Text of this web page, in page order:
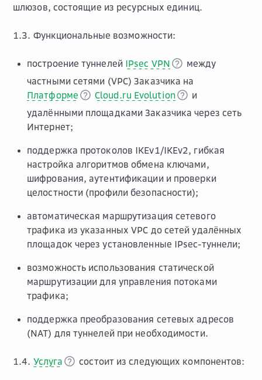
шлюзов, состоящие из ресурсных единиц.
1.3. Функциональные возможности:
построение туннелей IPsec VPN
между
частными сетями (VPC) Заказчика на
Платформе
Cloud.ru Evolution
и
удалёнными площадками Заказчика через сеть
Интернет;
поддержка протоколов IKEv1/IKEv2, гибкая
настройка алгоритмов обмена ключами,
шифрования, аутентификации и проверки
целостности (профили безопасности);
автоматическая маршрутизация сетевого
трафика из указанных VPC до сетей удалённых
площадок через установленные IPsec-туннели;
возможность использования статической
маршрутизации для управления потоками
трафика;
поддержка преобразования сетевых адресов
(NAT) для туннелей при необходимости.
1.4. Услуга состоит из следующих компонентов: